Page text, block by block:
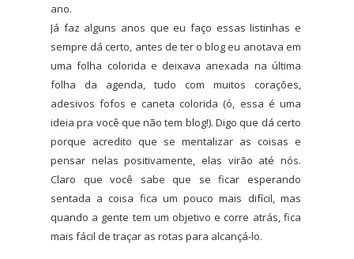
ano.
Já faz alguns anos que eu faço essas listinhas e
sempre dá certo, antes de ter o blog eu anotava em
uma folha colorida e deixava anexada na última
folha da agenda, tudo com muitos corações,
adesivos fofos e caneta colorida (ó, essa é uma
ideia pra você que não tem blog!). Digo que dá certo
porque acredito que se mentalizar as coisas e
pensar nelas positivamente, elas virão até nós.
Claro que você sabe que se ficar esperando
sentada a coisa fica um pouco mais difícil, mas
quando a gente tem um objetivo e corre atrás, fica
mais fácil de traçar as rotas para alcançá-lo.